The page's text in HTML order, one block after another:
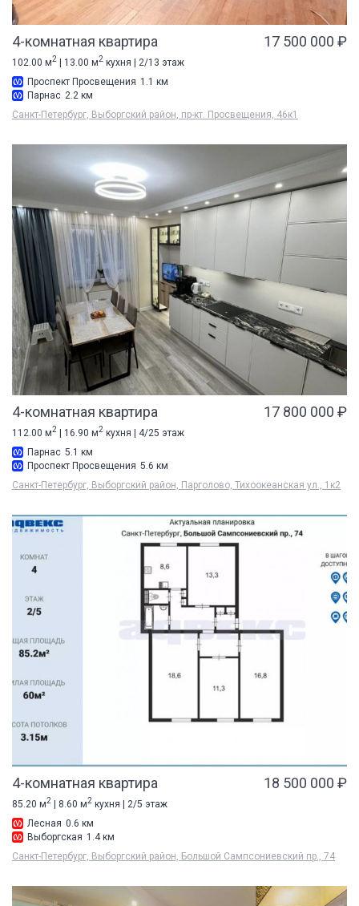
4-комнатная квартира 17 500 000 ₽
102.00 м2 | 13.00 м2 кухня | 2/13 этаж
Проспект Просвещения 1.1 км
Парнас 2.2 км
Санкт-Петербург, Выборгский район, пр-кт. Просвещения, 46к1
4-комнатная квартира 17 800 000 ₽
112.00 м2 | 16.90 м2 кухня | 4/25 этаж
Парнас 5.1 км
Проспект Просвещения 5.6 км
Санкт-Петербург, Выборгский район, Парголово, Тихоокеанская ул., 1к2
4-комнатная квартира 18 500 000 ₽
85.20 м2 | 8.60 м2 кухня | 2/5 этаж
Лесная 0.6 км
Выборгская 1.4 км
Санкт-Петербург, Выборгский район, Большой Сампсониевский пр., 74